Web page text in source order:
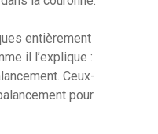
entièrement
il l’explique :
Ceux-
pour